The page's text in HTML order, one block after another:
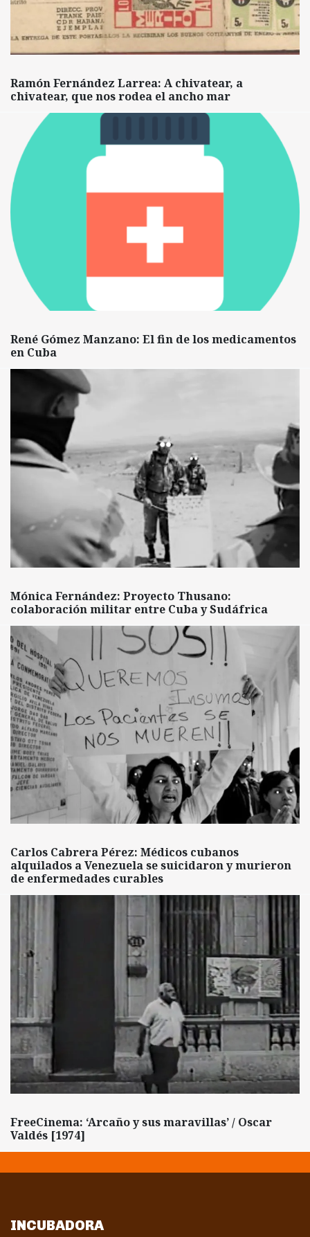
Ramón Fernández Larrea: A chivatear, a
chivatear, que nos rodea el ancho mar
René Gómez Manzano: El fin de los medicamentos
en Cuba
Mónica Fernández: Proyecto Thusano:
colaboración militar entre Cuba y Sudáfrica
Carlos Cabrera Pérez: Médicos cubanos
alquilados a Venezuela se suicidaron y murieron
de enfermedades curables
FreeCinema: ‘Arcaño y sus maravillas’ / Oscar
Valdés [1974]
INCUBADORA